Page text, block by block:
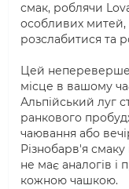
смак, роблячи
особливих митей,
розслабитися та
Цей
місце в вашому
Альпійський луг
ранкового
чаювання або
Різнобарв'я смаку
не має аналогів і
кожною чашкою.